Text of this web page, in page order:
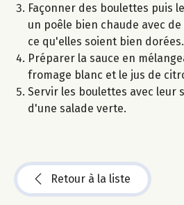
Façonner des boulettes puis
un poêle bien chaude avec
ce qu'elles soient bien dorées.
Préparer la sauce en
fromage blanc et le jus de
Servir les boulettes avec leur
d'une salade verte.
Retour à la liste